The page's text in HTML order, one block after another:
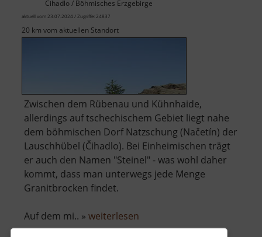
Čihadlo / Böhmisches Erzgebirge
aktuell vom 23.07.2024 / Zugriffe: 24837
20 km vom aktuellen Standort
Zwischen dem Rübenau und Kühnhaide,
allerdings auf tschechischem Gebiet liegt nahe
dem böhmischen Dorf Natzschung (Načetín) der
Lauschhübel (Čihadlo). Bei Einheimischen trägt
er auch den Namen "Steinel" - was wohl daher
kommt, dass man unterwegs jede Menge
Granitbrocken findet.
Auf dem mi.. » weiterlesen
Lauschhübel